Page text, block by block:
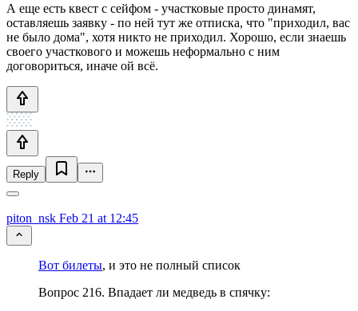
А еще есть квест с сейфом - участковые просто динамят,
оставляешь заявку - по ней тут же отписка, что "приходил, вас
не было дома", хотя никто не приходил. Хорошо, если знаешь
своего участкового и можешь неформально с ним
договориться, иначе ой всё.
Reply
piton_nsk Feb 21 at 12:45
Вот билеты, и это не полный список
Вопрос 216. Впадает ли медведь в спячку: